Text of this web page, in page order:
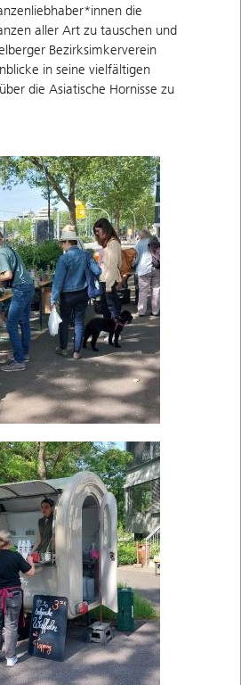
die
aller Art zu tauschen und
Bezirksimkerverein
in seine vielfältigen
die Asiatische Hornisse zu